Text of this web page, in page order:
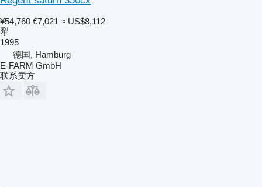
¥54,760 €7,021 ≈ US$8,112
犁
1995
德国, Hamburg
E-FARM GmbH
联系卖方